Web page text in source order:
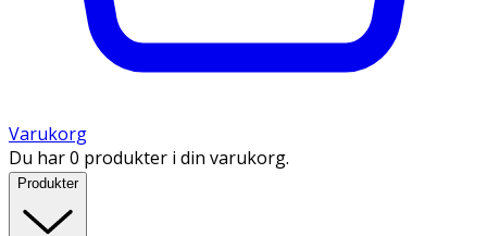
Varukorg
Du har 0 produkter i din varukorg.
Produkter